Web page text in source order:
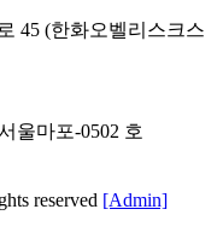
45 (한화오벨리스크스
울마포-0502 호
reserved [Admin]